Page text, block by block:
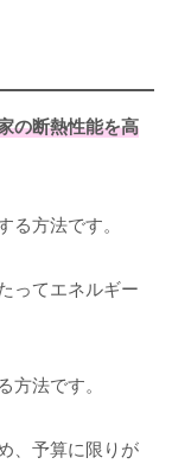
の断熱性能を高
方法です。
ってエネルギー
法です。
、予算に限りが